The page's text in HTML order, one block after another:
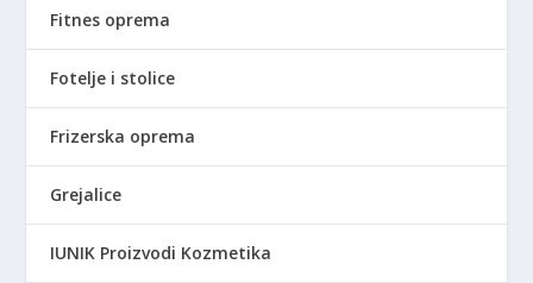
Fitnes oprema
Fotelje i stolice
Frizerska oprema
Grejalice
IUNIK Proizvodi Kozmetika